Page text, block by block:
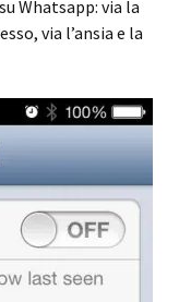
Whatsapp: via la
via l’ansia e la